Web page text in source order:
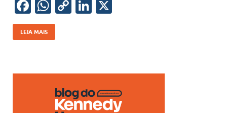
k
p
k
F
ac
e
o
W
h
at
A
p
p
C
Li
n
k
Li
dI
n
LEIA MAIS